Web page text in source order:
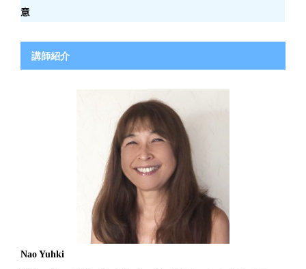
意
講師紹介
Nao Yuhki